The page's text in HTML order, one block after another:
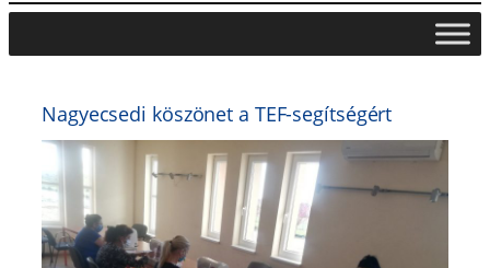
Nagyecsedi köszönet a TEF-segítségért